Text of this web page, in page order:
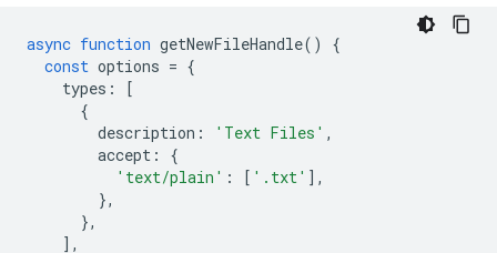
async function getNewFileHandle()
{
const options = {
types :
[
{
description : 'Text Files' ,
accept :
{
'text/plain' : [ '.txt' ],
},
},
],